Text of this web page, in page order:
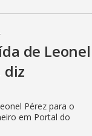
de Leonel
diz
Pérez para o
em Portal do